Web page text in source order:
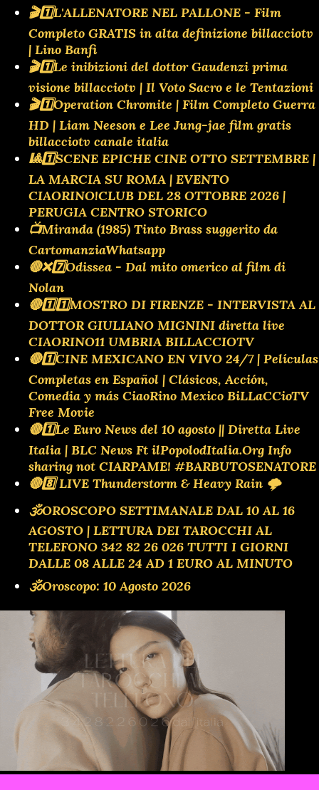
🎬1️⃣L'ALLENATORE NEL PALLONE - Film
Completo GRATIS in alta definizione billacciotv
| Lino Banfi
🎬1️⃣Le inibizioni del dottor Gaudenzi prima
visione billacciotv | Il Voto Sacro e le Tentazioni
🎬1️⃣Operation Chromite | Film Completo Guerra
HD | Liam Neeson e Lee Jung-jae film gratis
billacciotv canale italia
🎱1️⃣SCENE EPICHE CINE OTTO SETTEMBRE |
LA MARCIA SU ROMA | EVENTO
CIAORINO!CLUB DEL 28 OTTOBRE 2026 |
PERUGIA CENTRO STORICO
📺Miranda (1985) Tinto Brass suggerito da
CartomanziaWhatsapp
🔴❌️7️⃣Odissea - Dal mito omerico al film di
Nolan
🔴1️⃣1️⃣MOSTRO DI FIRENZE - INTERVISTA AL
DOTTOR GIULIANO MIGNINI diretta live
CIAORINO11 UMBRIA BILLACCIOTV
🔴1️⃣CINE MEXICANO EN VIVO 24/7 | Películas
Completas en Español | Clásicos, Acción,
Comedia y más CiaoRino Mexico BiLLaCCioTV
Free Movie
🔴1️⃣Le Euro News del 10 agosto || Diretta Live
Italia | BLC News Ft ilPopolodItalia.Org Info
sharing not CIARPAME! #BARBUTOSENATORE
🔴8️⃣ LIVE Thunderstorm & Heavy Rain 🌩️
🕉OROSCOPO SETTIMANALE DAL 10 AL 16
AGOSTO | LETTURA DEI TAROCCHI AL
TELEFONO 342 82 26 026 TUTTI I GIORNI
DALLE 08 ALLE 24 AD 1 EURO AL MINUTO
🕉Oroscopo: 10 Agosto 2026